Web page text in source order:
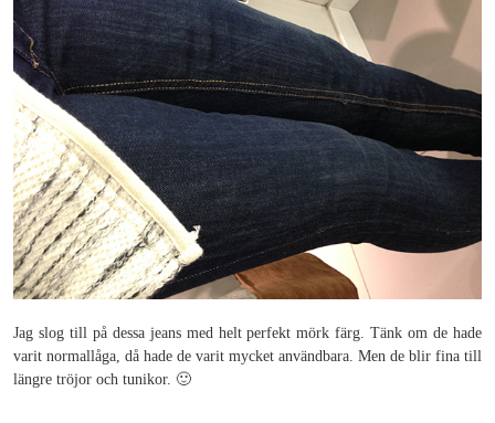
Jag slog till på dessa jeans med helt perfekt mörk färg. Tänk om de hade
varit normallåga, då hade de varit mycket användbara. Men de blir fina till
längre tröjor och tunikor. 🙂